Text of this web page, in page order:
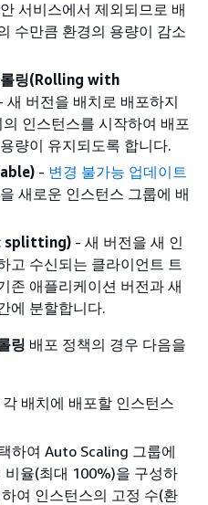
서비스에서 제외되므로 배
수만큼 환경의 용량이 감소
롤링(Rolling with
새 버전을 배치로 배포하지
인스턴스를 시작하여 배포
량이 유지되도록 합니다.
- 변경 불가능 업데이트
새로운 인스턴스 그룹에 배
splitting) - 새 버전을 새 인
고 수신되는 클라이언트 트
존 애플리케이션 버전과 새
에 분할합니다.
링 배포 정책의 경우 다음을
배치에 배포할 인스턴스
하여 Auto Scaling 그룹에
비율(최대 100%)을 구성하
여 인스턴스의 고정 수(환